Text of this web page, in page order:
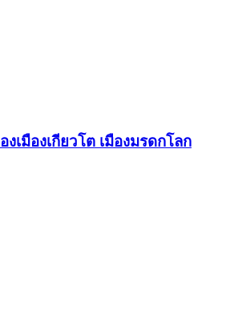
เมืองเกียวโต เมืองมรดกโลก